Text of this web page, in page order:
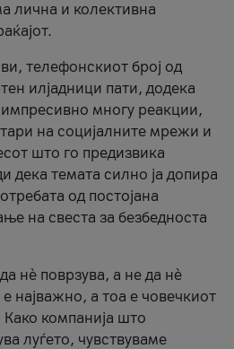
лична и колективна
телефонскиот број од
илјадници пати, додека
многу реакции,
на социјалните мрежи и
што го предизвика
дека темата силно ја допира
од постојана
на свеста за безбедноста
нè поврзува, а не да нè
најважно, а тоа е човечкиот
компанија што
луѓето, чувствуваме